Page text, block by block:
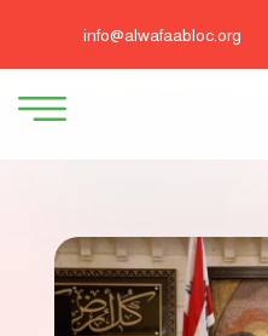
info@alwafaabloc.org